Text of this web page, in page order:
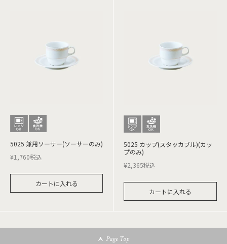
5025 兼用ソーサー(ソーサーのみ)
¥1,760税込
カートに入れる
5025 カップ(スタッカブル)(カッ
プのみ)
¥2,365税込
カートに入れる
Page Top